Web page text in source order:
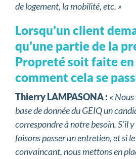
de logement, la mobilité, etc. »
Lorsqu’un client
qu’une partie de la
Propreté soit faite
comment cela se
Thierry LAMPASONA : « Nous
base de donnée du GEIQ un
correspondre à notre besoin. S’il
faisons passer un entretien, et si
convaincant, nous mettons en